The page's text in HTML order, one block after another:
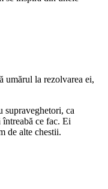
umărul la rezolvarea ei,
supraveghetori, ca
întreabă ce fac. Ei
de alte chestii.